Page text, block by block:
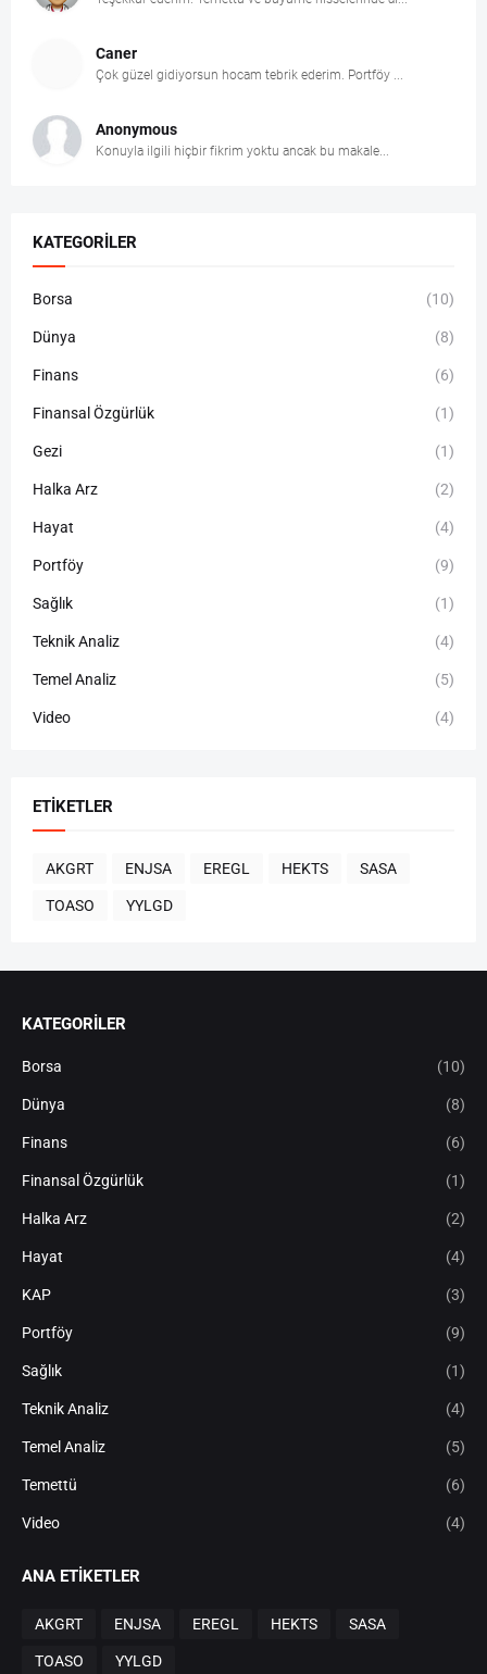
Caner
Çok güzel gidiyorsun hocam tebrik ederim. Portföy ...
Anonymous
Konuyla ilgili hiçbir fikrim yoktu ancak bu makale...
KATEGORILER
Borsa (10)
Dünya (8)
Finans (6)
Finansal Özgürlük (1)
Gezi (1)
Halka Arz (2)
Hayat (4)
Portföy (9)
Sağlık (1)
Teknik Analiz (4)
Temel Analiz (5)
Video (4)
ETIKETLER
AKGRT ENJSA EREGL HEKTS SASA
TOASO YYLGD
KATEGORILER
Borsa (10)
Dünya (8)
Finans (6)
Finansal Özgürlük (1)
Halka Arz (2)
Hayat (4)
KAP (3)
Portföy (9)
Sağlık (1)
Teknik Analiz (4)
Temel Analiz (5)
Temettü (6)
Video (4)
ANA ETIKETLER
AKGRT ENJSA EREGL HEKTS SASA
TOASO YYLGD